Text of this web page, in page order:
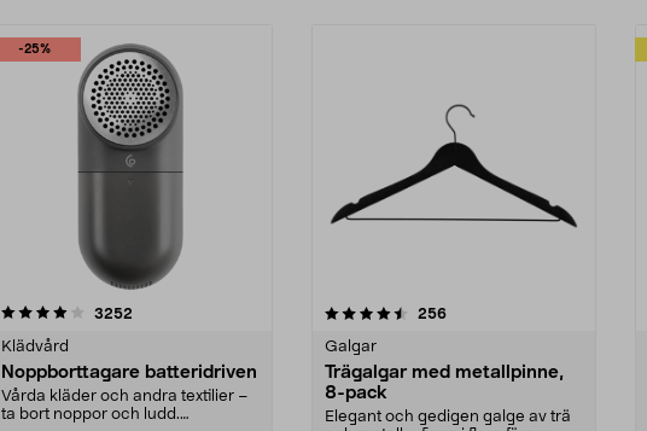
-25%
3252
Klädvård
Noppborttagare batteridriven
Vårda kläder och andra textilier –
ta bort noppor och ludd.
4.5av 5 stjärnor 256recensioner
Galgar
Trägalgar med metallpinne,
8-pack
Elegant och gedigen galge av trä
4.0av 5 stjärnor